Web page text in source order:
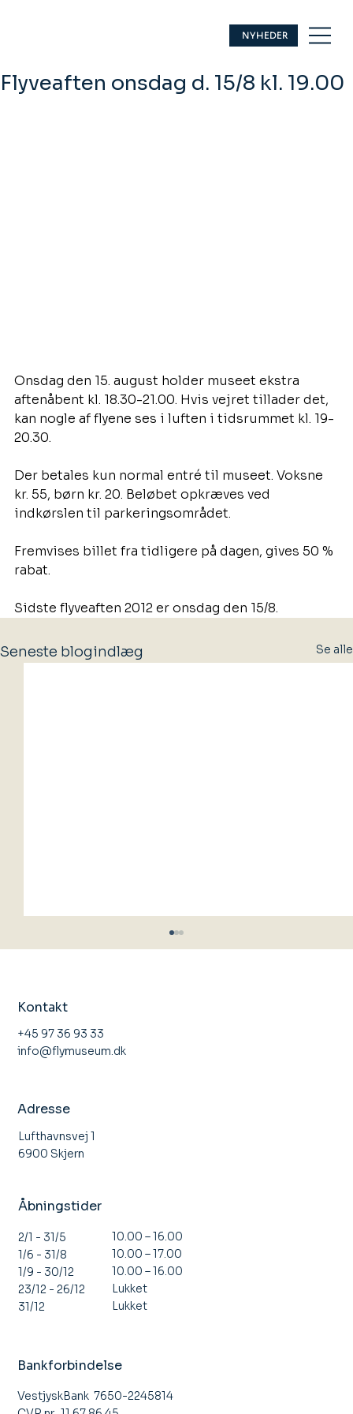
NYHEDER
Flyveaften onsdag d. 15/8 kl. 19.00
Onsdag den 15. august holder museet ekstra
aftenåbent kl. 18.30-21.00. Hvis vejret tillader det,
kan nogle af flyene ses i luften i tidsrummet kl. 19-
20.30.
Der betales kun normal entré til museet. Voksne
kr. 55, børn kr. 20. Beløbet opkræves ved
indkørslen til parkeringsområdet.
Fremvises billet fra tidligere på dagen, gives 50 %
rabat.
Sidste flyveaften 2012 er onsdag den 15/8.
Seneste blogindlæg Se alle
Bankforbindelse
VestjyskBank 7650-2245814
Åbningstider
2/1 - 31/5
1/6 - 31/8
1/9 - 30/12
23/12 - 26/12
31/12
10.00 – 16.00
10.00 – 17.00
10.00 – 16.00
Lukket
Lukket
Adresse
Lufthavnsvej 1
6900 Skjern
Kontakt
+45 97 36 93 33
info@flymuseum.dk